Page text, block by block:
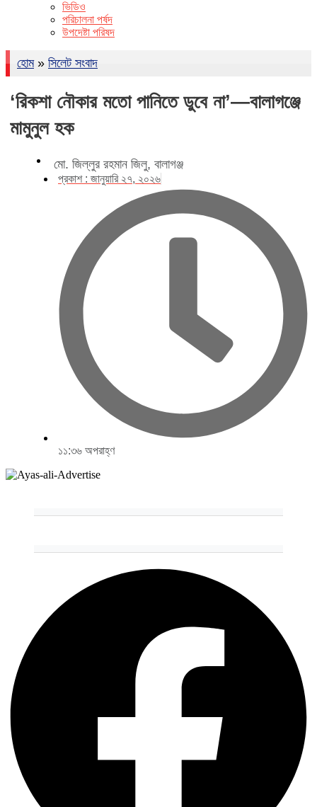
ভিডিও
পরিচালনা পর্ষদ
উপদেষ্টা পরিষদ
হোম» সিলেট সংবাদ
‘রিকশা নৌকার মতো পানিতে ডুবে না’—বালাগঞ্জে
মামুনুল হক
মো. জিল্লুর রহমান জিলু, বালাগঞ্জ
প্রকাশ : জানুয়ারি ২৭, ২০২৬
১১:৩৬ অপরাহ্ণ